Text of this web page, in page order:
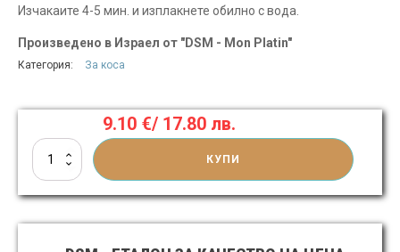
Изчакаите 4-5 мин. и изплакнете обилно с вода.
Произведено в Израел от "DSM - Mon Platin"
Категория: За коса
9.10 €/ 17.80 лв.
количество
за
за
коса
КУПИ